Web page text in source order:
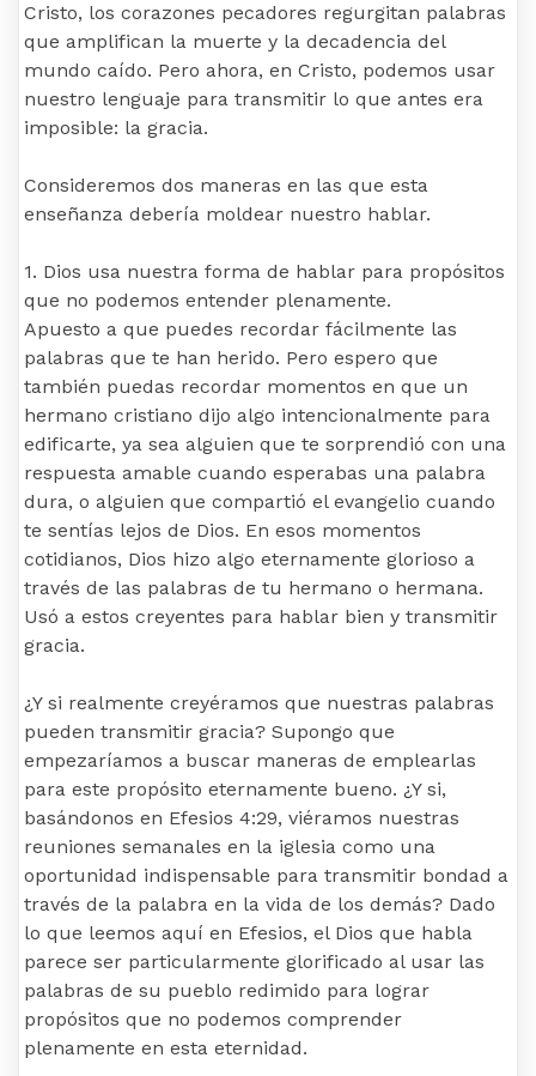
Cristo, los corazones pecadores regurgitan palabras
que amplifican la muerte y la decadencia del
mundo caído. Pero ahora, en Cristo, podemos usar
nuestro lenguaje para transmitir lo que antes era
imposible: la gracia.
Consideremos dos maneras en las que esta
enseñanza debería moldear nuestro hablar.
1. Dios usa nuestra forma de hablar para propósitos
que no podemos entender plenamente.
Apuesto a que puedes recordar fácilmente las
palabras que te han herido. Pero espero que
también puedas recordar momentos en que un
hermano cristiano dijo algo intencionalmente para
edificarte, ya sea alguien que te sorprendió con una
respuesta amable cuando esperabas una palabra
dura, o alguien que compartió el evangelio cuando
te sentías lejos de Dios. En esos momentos
cotidianos, Dios hizo algo eternamente glorioso a
través de las palabras de tu hermano o hermana.
Usó a estos creyentes para hablar bien y transmitir
gracia.
¿Y si realmente creyéramos que nuestras palabras
pueden transmitir gracia? Supongo que
empezaríamos a buscar maneras de emplearlas
para este propósito eternamente bueno. ¿Y si,
basándonos en Efesios 4:29, viéramos nuestras
reuniones semanales en la iglesia como una
oportunidad indispensable para transmitir bondad a
través de la palabra en la vida de los demás? Dado
lo que leemos aquí en Efesios, el Dios que habla
parece ser particularmente glorificado al usar las
palabras de su pueblo redimido para lograr
propósitos que no podemos comprender
plenamente en esta eternidad.